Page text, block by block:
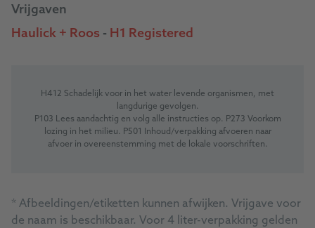
Vrijgaven
Haulick + Roos - H1 Registered
H412 Schadelijk voor in het water levende organismen, met
langdurige gevolgen.
P103 Lees aandachtig en volg alle instructies op. P273 Voorkom
lozing in het milieu. P501 Inhoud/verpakking afvoeren naar
afvoer in overeenstemming met de lokale voorschriften.
* Afbeeldingen/etiketten kunnen afwijken. Vrijgave voor
de naam is beschikbaar. Voor 4 liter-verpakking gelden